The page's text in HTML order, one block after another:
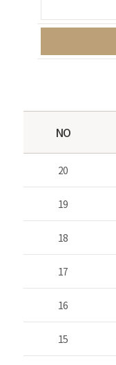
NO
20
19
18
17
16
15